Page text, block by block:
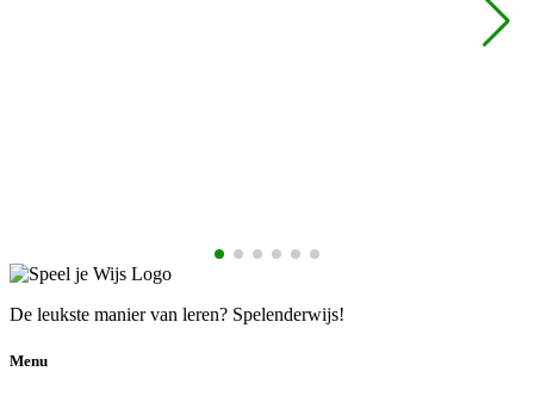
De leukste manier van leren? Spelenderwijs!
Menu